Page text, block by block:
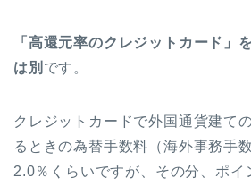
「高還元率のクレジットカード」
は別 です。
クレジットカードで外国通貨建て
るときの為替手数料（海外事務手
2.0％くらいですが、その分、ポイ